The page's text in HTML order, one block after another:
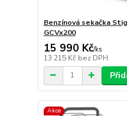
Benzínová sekačka
GCVx200
15 990 Kč/ks
13 215 Kč bez DPH
Akce